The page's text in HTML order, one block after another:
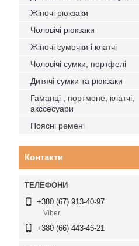
Жіночі рюкзаки
Чоловічі рюкзаки
Жіночі сумочки і клатчі
Чоловічі сумки, портфелі
Дитячі сумки та рюкзаки
Гаманці , портмоне, клатчі,
акссесуари
Поясні ремені
Контакти
+380 (67) 913-40-97
Viber
+380 (66) 443-46-21